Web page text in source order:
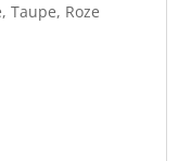
Taupe, Roze